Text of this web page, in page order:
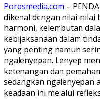
Porosmedia.com –
dikenal dengan nilai-nilai
harmoni, kelembutan
kebijaksanaan dalam
yang penting namun
ngalenyepan. Lenyep
ketenangan dan
sedangkan ngalenyepan
keadaan ini melalui